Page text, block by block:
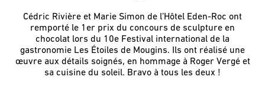
Cédric Rivière et Marie Simon de l’Hôtel Eden-Roc ont
remporté le 1er prix du concours de sculpture en
chocolat lors du 10e Festival international de la
gastronomie Les Étoiles de Mougins. Ils ont réalisé une
œuvre aux détails soignés, en hommage à Roger Vergé et
sa cuisine du soleil. Bravo à tous les deux !